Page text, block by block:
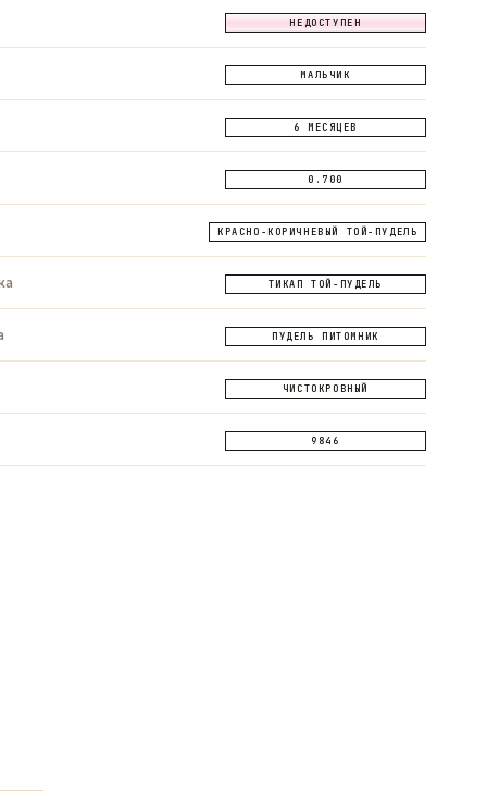
НЕДОСТУПЕН
МАЛЬЧИК
6 МЕСЯЦЕВ
0.700
КРАСНО-КОРИЧНЕВЫЙ ТОЙ-ПУДЕЛЬ
ТИКАП ТОЙ-ПУДЕЛЬ
ПУДЕЛЬ ПИТОМНИК
ЧИСТОКРОВНЫЙ
9846